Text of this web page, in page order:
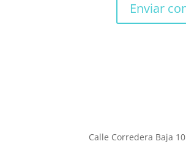
Calle Corredera Baja 10